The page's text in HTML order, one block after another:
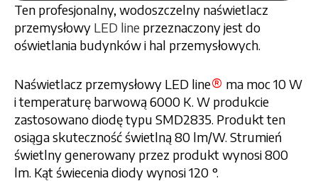
Ten profesjonalny, wodoszczelny naświetlacz
przemysłowy LED line przeznaczony jest do
oświetlania budynków i hal przemysłowych.
Naświetlacz przemysłowy LED line® ma moc 10 W
i temperaturę barwową 6000 K. W produkcie
zastosowano diodę typu SMD2835. Produkt ten
osiąga skuteczność świetlną 80 lm/W. Strumień
świetlny generowany przez produkt wynosi 800
lm. Kąt świecenia diody wynosi 120 °.